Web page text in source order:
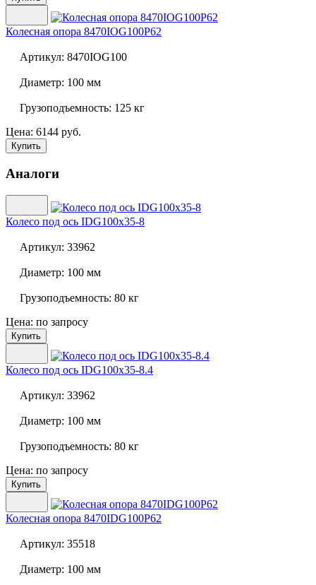
Колесная опора 8470IOG100P62
Артикул: 8470IOG100
Диаметр: 100 мм
Грузоподъемность: 125 кг
Цена: 6144 руб.
Купить
Аналоги
Колесо под ось IDG100x35-8
Артикул: 33962
Диаметр: 100 мм
Грузоподъемность: 80 кг
Цена: по запросу
Купить
Колесо под ось IDG100x35-8.4
Артикул: 33962
Диаметр: 100 мм
Грузоподъемность: 80 кг
Цена: по запросу
Купить
Колесная опора 8470IDG100P62
Артикул: 35518
Диаметр: 100 мм